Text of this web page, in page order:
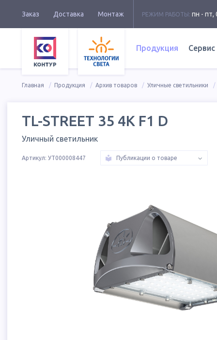
Заказ Доставка Монтаж РЕЖИМ РАБОТЫ: пн - пт,
Продукция Сервис
Главная Продукция Архив товаров Уличные светильники
TL-STREET 35 4K F1 D
Уличный светильник
Артикул: УТ000008447 Публикации о товаре